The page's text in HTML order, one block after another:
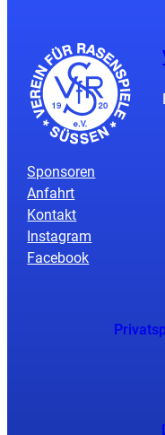
Sponsoren
Anfahrt
Kontakt
Instagram
Facebook